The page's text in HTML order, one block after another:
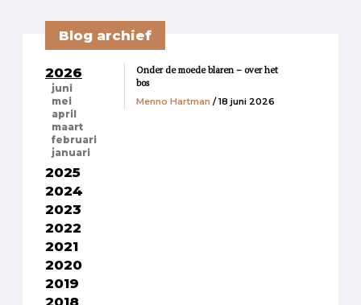
Blog archief
2026
juni
mei
april
maart
februari
januari
2025
2024
2023
2022
2021
2020
2019
Onder de moede blaren – over het
bos
Menno Hartman / 18 juni 2026